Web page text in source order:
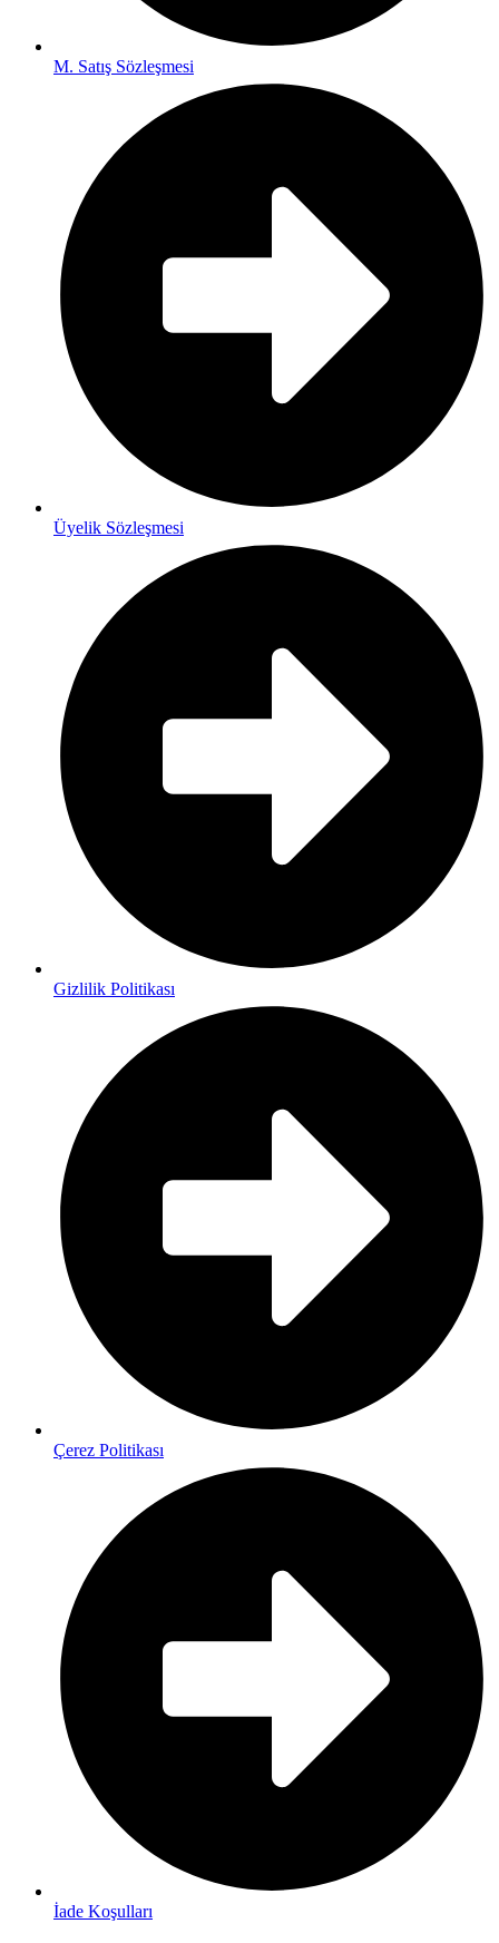
M. Satış Sözleşmesi
Üyelik Sözleşmesi
Gizlilik Politikası
Çerez Politikası
İade Koşulları